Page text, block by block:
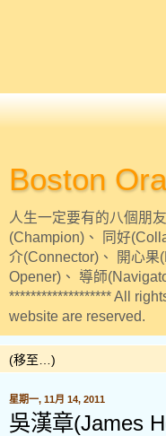
Boston
人生一定要有的八個朋
(Champion)、 同好
介(Connector)、 開心果
Opener)、 導師
******************* All
website are reserved.
星期一, 11月 14, 2011
吳漢章(James